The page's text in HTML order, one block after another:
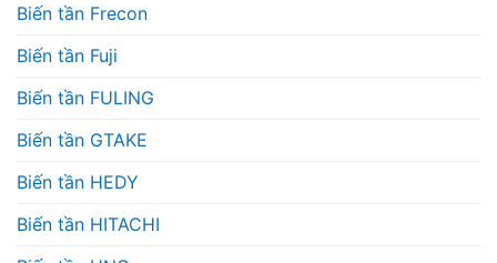
Biến tần Frecon
Biến tần Fuji
Biến tần FULING
Biến tần GTAKE
Biến tần HEDY
Biến tần HITACHI